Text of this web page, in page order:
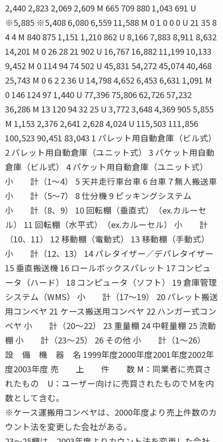
2,440 2,823 2,069 2,609 M 665 709 880 1,043 691 U
※5,885 ※5,408 6,080 6,559 11,588 M 0 1 0 0 0 U 21 35 8
4 4 M 840 875 1,151 1,210 862 U 8,166 7,883 8,911 8,632
14,201 M 0 26 28 21 902 U 16,767 16,882 11,199 10,133
9,452 M 0 114 94 74 502 U 45,831 54,272 45,074 40,468
25,743 M 0 6 2 2 36 U 14,798 4,652 6,453 6,631 1,091 M
0 146 124 97 1,440 U 77,396 75,806 62,726 57,232
36,286 M 13 120 94 32 25 U 3,772 3,648 4,369 905 5,855
M 1,153 2,376 2,641 2,628 4,024 U 115,503 111,856
100,523 90,451 83,043 1 パレット用自動倉庫（ビル式）
2 パレット用自動倉庫（ユニット式） 3 パケット用自動
倉庫（ビル式） 4 パケット用自動倉庫（ユニット式）
小 計（1〜4） 5 天井走行車台車 6 台車 7 無人搬送車
小 計（5〜7） 8 仕分機 9 ピッキングシステム
小 計（8、9） 10 回転棚（垂直式）（ex.カルーセ
ル） 11 回転棚（水平式）（ex.カルーセル） 小 計
（10、11） 12 移動棚（電動式） 13 移動棚（手動式）
小 計（12、13） 14 パレタイザー／デパレタイザー
15 垂直搬送機 16 ロールボックスパレット 17 コンピュ
ータ（ハード） 18 コンピュータ（ソフト） 19 倉庫管理
システム（WMS） 小 計（17〜19） 20 パレット搬送
用コンベヤ 21 ケース搬送用コンベヤ 22 ハンガー式コン
ベヤ 小 計（20〜22） 23 重量棚 24 中軽量棚 25 流動
棚 小 計（23〜25） 26 その他 小 計（1〜26）
設 備 機 器 名 1999年度2000年度2001年度2002年
度2003年度 売 上 件 数 M：同業者に売買さ
れたもの U：ユーザー向けに売買されたものでＭを内
数として含む。
※ケース運搬用コンベヤは、2000年度より売上件数のカ
ウント法を変更した会社がある。